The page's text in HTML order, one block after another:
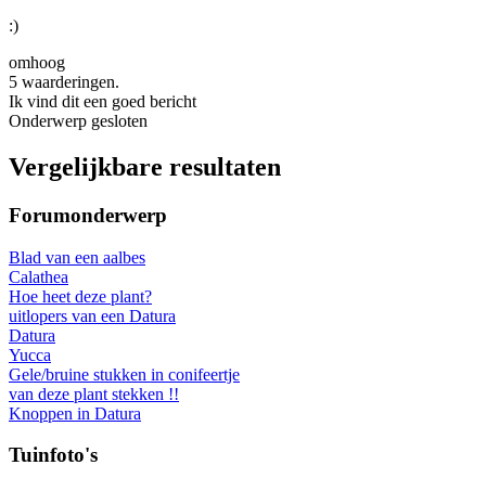
:)
omhoog
5 waarderingen.
Ik vind dit een goed bericht
Onderwerp gesloten
Vergelijkbare resultaten
Forumonderwerp
Blad van een aalbes
Calathea
Hoe heet deze plant?
uitlopers van een Datura
Datura
Yucca
Gele/bruine stukken in conifeertje
van deze plant stekken !!
Knoppen in Datura
Tuinfoto's